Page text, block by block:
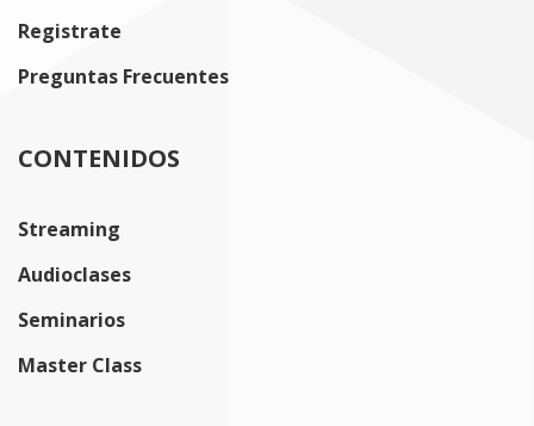
Registrate
Preguntas Frecuentes
CONTENIDOS
Streaming
Audioclases
Seminarios
Master Class